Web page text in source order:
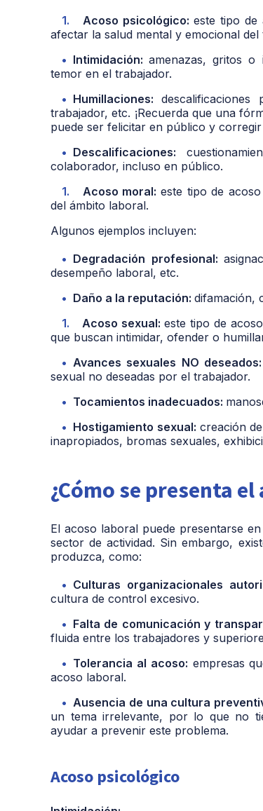
Acoso psicológico: este tipo de
afectar la salud mental y emocional
Intimidación:amenazas, gritos
temor en el trabajador.
Humillaciones:
trabajador, etc. ¡Recuerda que una
puede ser felicitar en público y
Descalificaciones:
colaborador, incluso en público.
Acoso moral: este tipo de
del ámbito laboral.
Algunos ejemplos incluyen:
Degradación profesional:
desempeño laboral, etc.
Daño a la reputación: difamación,
Acoso sexual:este tipo de
que buscan intimidar, ofender o
Avances sexuales NO deseados:
sexual no deseadas por el trabajador.
Tocamientos inadecuados:
Hostigamiento sexual: creación
inapropiados, bromas sexuales,
¿Cómo se presenta
El acoso laboral puede presentarse
sector de actividad. Sin embargo,
produzca, como:
Culturas organizacionales
cultura de control excesivo.
Falta de comunicación y
fluida entre los trabajadores y
Tolerancia al acoso: empresas
acoso laboral.
Ausencia de una cultura
un tema irrelevante, por lo que no
ayudar a prevenir este problema.
Acoso psicológico